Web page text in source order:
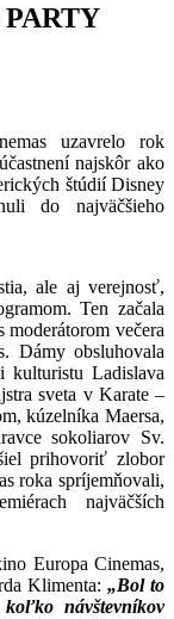
uzavrelo rok
najskôr ako
štúdií Disney
do najväčšieho
ale aj verejnosť,
Ten začala
moderátorom večera
Dámy obsluhovala
kulturistu Ladislava
sveta v Karate –
kúzelníka Maersa,
sokoliarov Sv.
prihovoriť zlobor
roka spríjemňovali,
najväčších
Europa Cinemas,
Klimenta:„Bol to
návštevníkov